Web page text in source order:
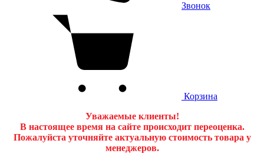
Звонок
Корзина
Уважаемые клиенты!
В настоящее время на сайте происходит переоценка.
Пожалуйста уточняйте актуальную стоимость товара у
менеджеров.